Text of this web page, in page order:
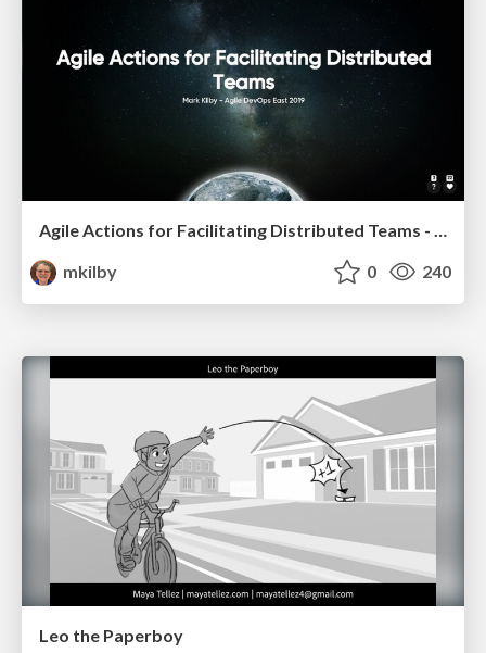
Agile Actions for Facilitating Distributed Teams - ADO2019
mkilby
0 240
Leo the Paperboy